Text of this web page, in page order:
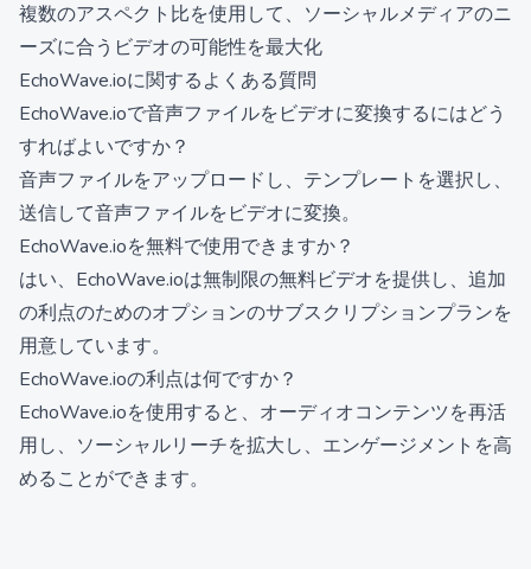
複数のアスペクト比を使用して、ソーシャルメディアのニ
ーズに合うビデオの可能性を最大化
EchoWave.ioに関するよくある質問
EchoWave.ioで音声ファイルをビデオに変換するにはどう
すればよいですか？
音声ファイルをアップロードし、テンプレートを選択し、
送信して音声ファイルをビデオに変換。
EchoWave.ioを無料で使用できますか？
はい、EchoWave.ioは無制限の無料ビデオを提供し、追加
の利点のためのオプションのサブスクリプションプランを
用意しています。
EchoWave.ioの利点は何ですか？
EchoWave.ioを使用すると、オーディオコンテンツを再活
用し、ソーシャルリーチを拡大し、エンゲージメントを高
めることができます。